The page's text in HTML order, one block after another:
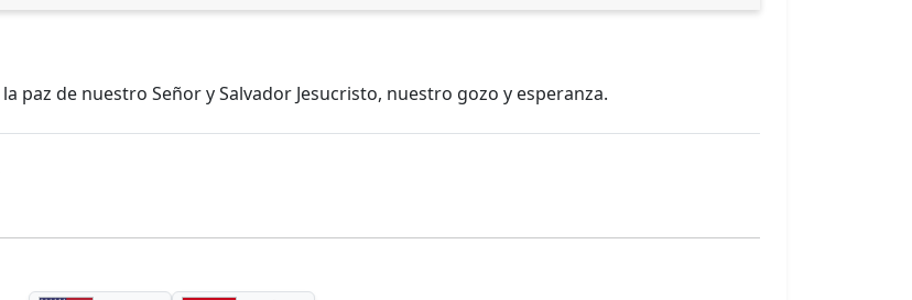
paz de nuestro Señor y Salvador Jesucristo, nuestro gozo y esperanza.